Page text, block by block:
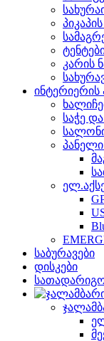
კარის
ინტერიერის
საჭე
საბურავები
დისკები